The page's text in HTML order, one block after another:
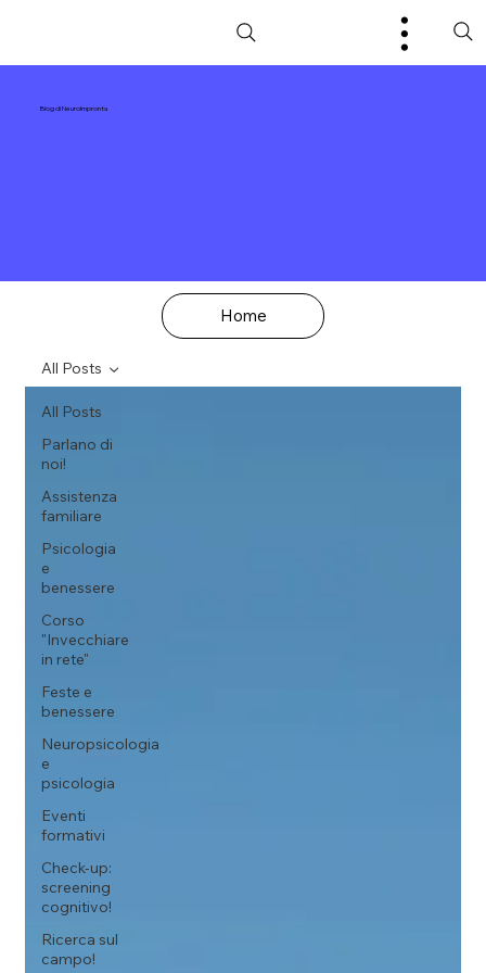
Blog di NeuroImpronta
Home
All Posts
Parlano di
noi!
Assistenza
familiare
Psicologia
e
benessere
Corso
"Invecchiare
in rete"
Feste e
benessere
Neuropsicologia
e
psicologia
Eventi
formativi
Check-up:
screening
cognitivo!
Ricerca sul
campo!
All Posts